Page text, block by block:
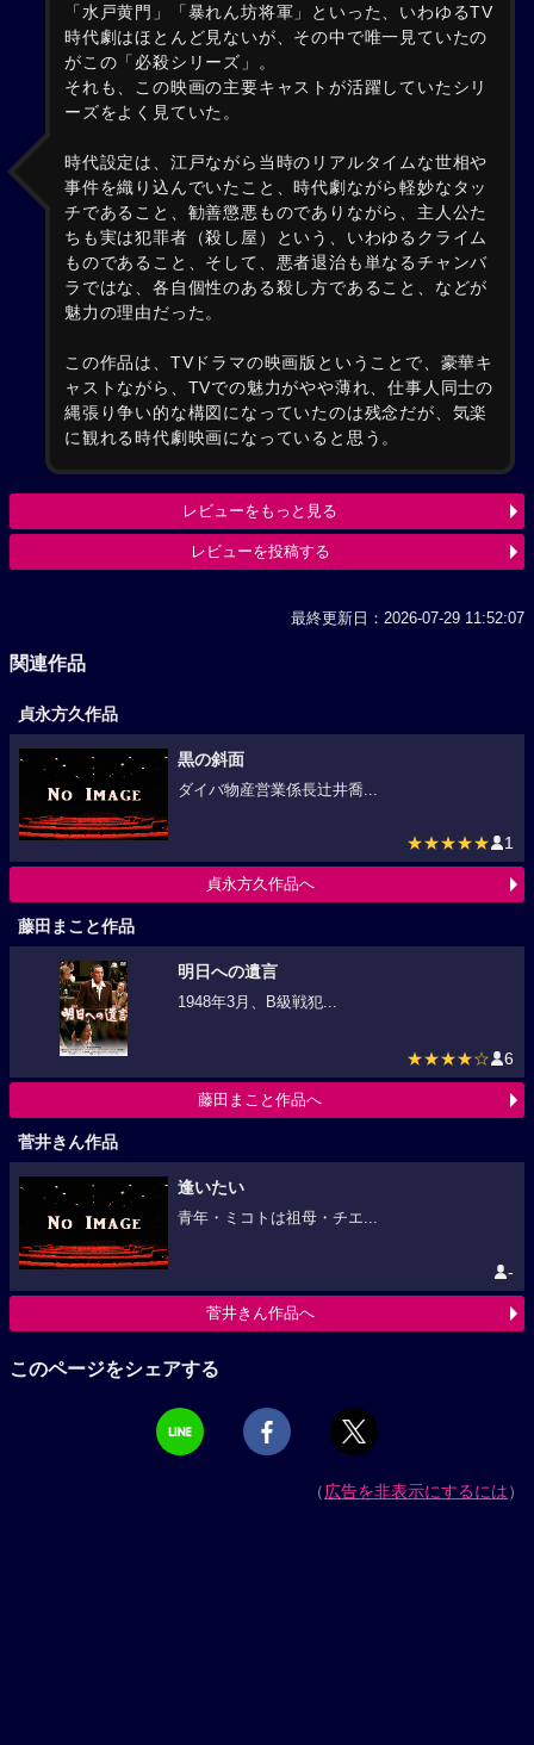
「水戸黄門」「暴れん坊将軍」といった、いわゆるTV
時代劇はほとんど見ないが、その中で唯一見ていたの
がこの「必殺シリーズ」。
それも、この映画の主要キャストが活躍していたシリ
ーズをよく見ていた。
時代設定は、江戸ながら当時のリアルタイムな世相や
事件を織り込んでいたこと、時代劇ながら軽妙なタッ
チであること、勧善懲悪ものでありながら、主人公た
ちも実は犯罪者（殺し屋）という、いわゆるクライム
ものであること、そして、悪者退治も単なるチャンバ
ラではな、各自個性のある殺し方であること、などが
魅力の理由だった。
この作品は、TVドラマの映画版ということで、豪華キ
ャストながら、TVでの魅力がやや薄れ、仕事人同士の
縄張り争い的な構図になっていたのは残念だが、気楽
に観れる時代劇映画になっていると思う。
レビューをもっと見る
レビューを投稿する
最終更新日：2026-07-29 11:52:07
関連作品
貞永方久作品
黒の斜面
ダイバ物産営業係長辻井喬...
★★★★★ 1
貞永方久作品へ
藤田まこと作品
明日への遺言
1948年3月、B級戦犯...
★★★★☆ 6
藤田まこと作品へ
菅井きん作品
逢いたい
青年・ミコトは祖母・チエ...
-
菅井きん作品へ
このページをシェアする
（広告を非表示にするには）